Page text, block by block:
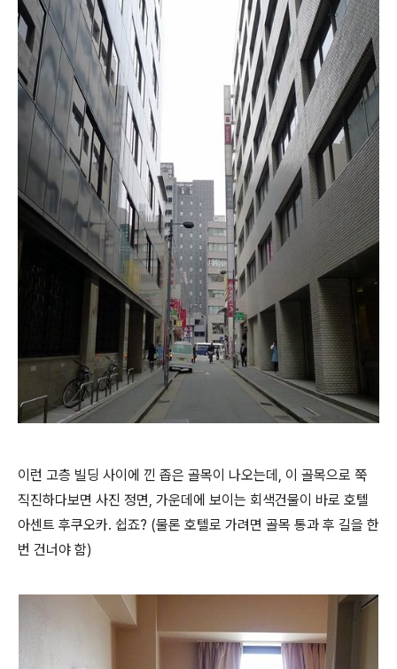
이런 고층 빌딩 사이에 낀 좁은 골목이 나오는데, 이 골목으로 쭉
직진하다보면 사진 정면, 가운데에 보이는 회색건물이 바로 호텔
아센트 후쿠오카. 쉽죠? (물론 호텔로 가려면 골목 통과 후 길을 한
번 건너야 함)